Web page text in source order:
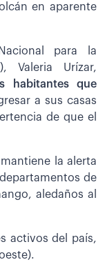
en aparente
para la
Valeria Urízar,
habitantes que
a sus casas
de que el
la alerta
de
aledaños al
activos del país,